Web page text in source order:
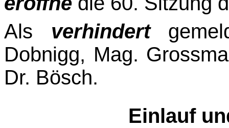
Als verhindert
Dobnigg, Mag.
Dr. Bösch.
Einlauf